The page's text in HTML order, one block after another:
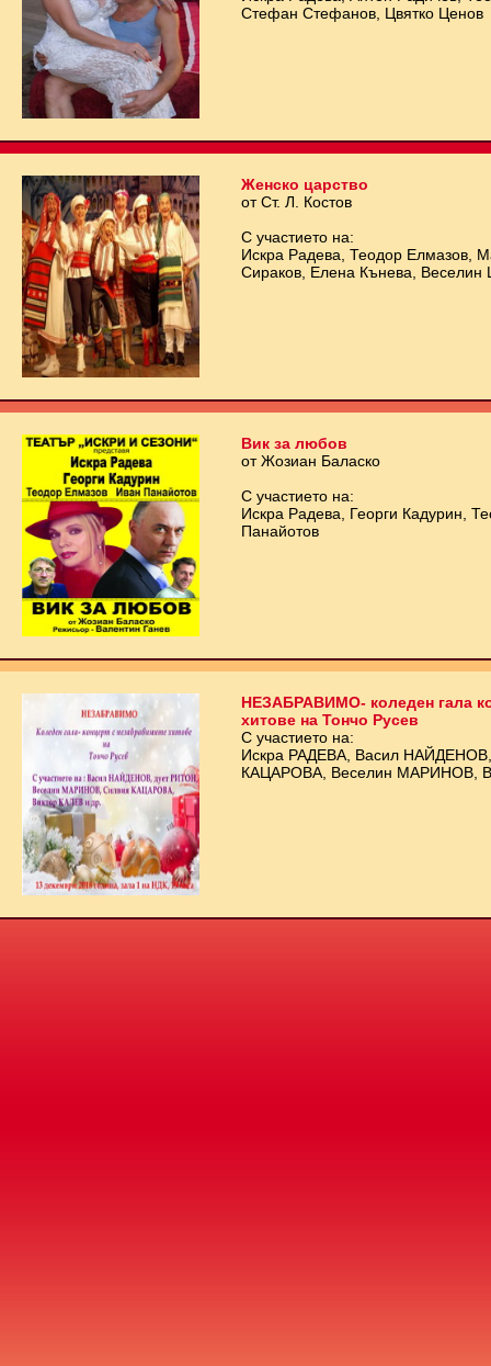
Стефан Стефанов, Цвятко Ценов
Женско царство
от Ст. Л. Костов
С участието на:
Искра Радева, Теодор Елмазов,
Сираков, Елена Кънева, Веселин
Вик за любов
от Жозиан Баласко
С участието на:
Искра Радева, Георги Кадурин,
Панайотов
НЕЗАБРАВИМО- коледен гала
хитове на Тончо Русев
С участието на:
Искра РАДЕВА, Васил
КАЦАРОВА, Веселин МАРИНОВ,